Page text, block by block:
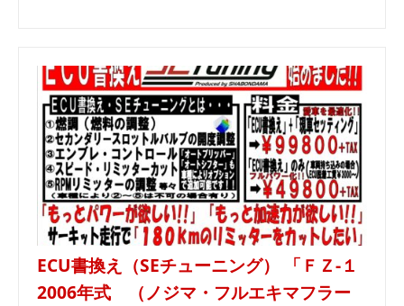
ECU書換え（SEチューニング） 「ＦＺ-１
2006年式 （ノジマ・フルエキマフラー